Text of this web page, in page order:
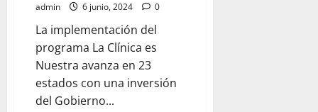
admin 6 junio, 2024 0
La implementación del
programa La Clínica es
Nuestra avanza en 23
estados con una inversión
del Gobierno...